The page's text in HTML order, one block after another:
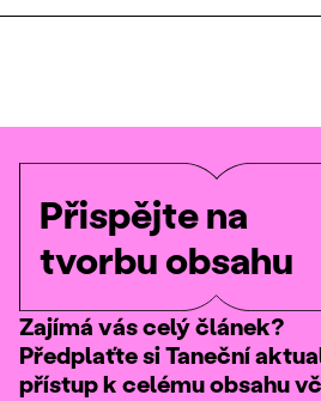
Přispějte na
tvorbu obsahu
Zajímá vás celý článek?
Předplaťte si Taneční
přístup k celému obsahu